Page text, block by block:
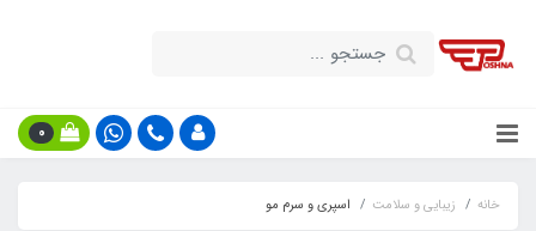
0
خانه زیبایی و سلامت اسپری و سرم مو